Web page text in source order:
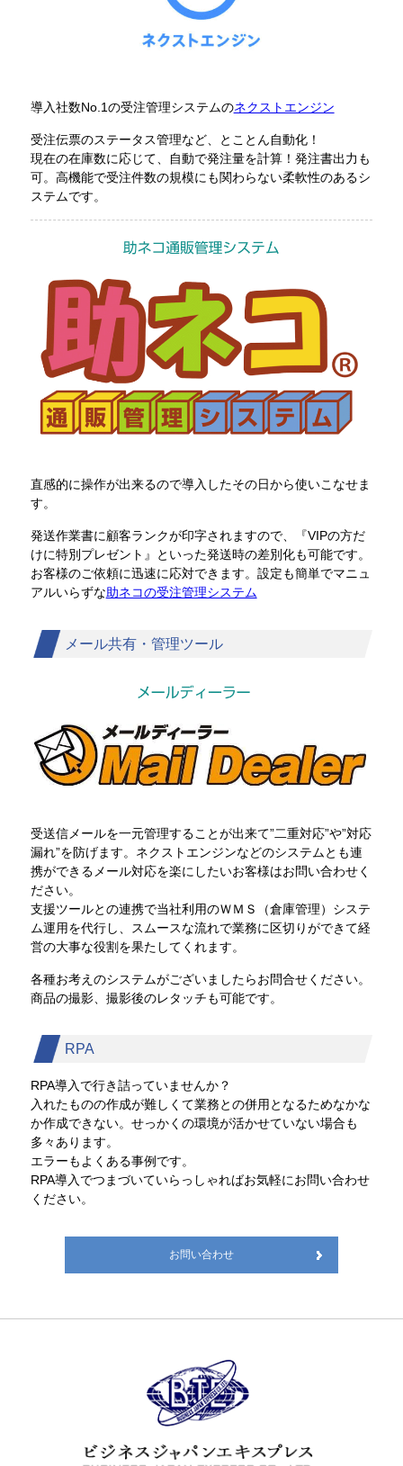
導入社数No.1の受注管理システムのネクストエンジン
受注伝票のステータス管理など、とことん自動化！
現在の在庫数に応じて、自動で発注量を計算！発注書出力も
可。高機能で受注件数の規模にも関わらない柔軟性のあるシ
ステムです。
直感的に操作が出来るので導入したその日から使いこなせま
す。
発送作業書に顧客ランクが印字されますので、『VIPの方だ
けに特別プレゼント』といった発送時の差別化も可能です。
お客様のご依頼に迅速に応対できます。設定も簡単でマニュ
アルいらずな助ネコの受注管理システム
メール共有・管理ツール
受送信メールを一元管理することが出来て”二重対応”や”対応
漏れ”を防げます。ネクストエンジンなどのシステムとも連
携ができるメール対応を楽にしたいお客様はお問い合わせく
ださい。
支援ツールとの連携で当社利用のＷＭＳ（倉庫管理）システ
ム運用を代行し、スムースな流れで業務に区切りができて経
営の大事な役割を果たしてくれます。
各種お考えのシステムがございましたらお問合せください。
商品の撮影、撮影後のレタッチも可能です。
RPA
RPA導入で行き詰っていませんか？
入れたものの作成が難しくて業務との併用となるためなかな
か作成できない。せっかくの環境が活かせていない場合も
多々あります。
エラーもよくある事例です。
RPA導入でつまづいていらっしゃればお気軽にお問い合わせ
ください。
お問い合わせ